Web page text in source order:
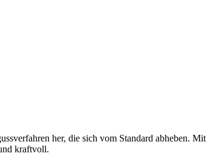
her, die sich vom Standard abheben. Mit
kraftvoll.